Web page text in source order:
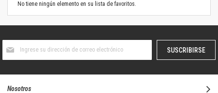
No tiene ningún elemento en su lista de favoritos.
boletín
SUSCRIBIRSE
Nosotros